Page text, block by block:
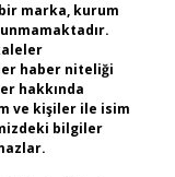
marka, kurum
haber niteliği
hakkında
ve kişiler ile isim
bilgiler